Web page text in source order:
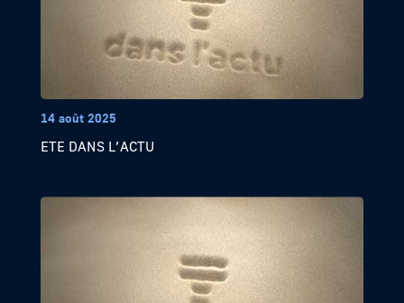
14 août 2025
ETE DANS L’ACTU